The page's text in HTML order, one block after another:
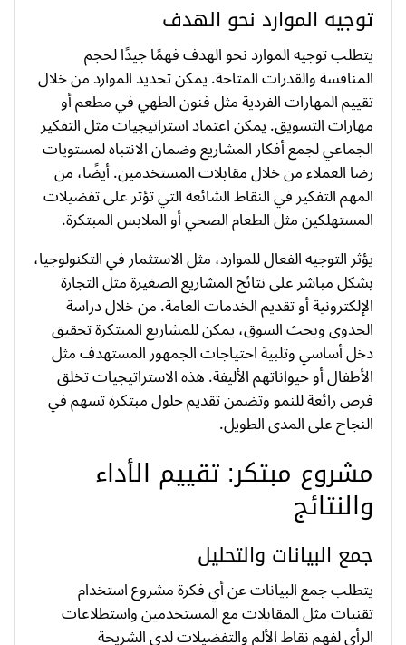
توجيه الموارد نحو الهدف
يتطلب توجيه الموارد نحو الهدف فهمًا جيدًا لحجم
المنافسة والقدرات المتاحة. يمكن تحديد الموارد من خلال
تقييم المهارات الفردية مثل فنون الطهي في مطعم أو
مهارات التسويق. يمكن اعتماد استراتيجيات مثل التفكير
الجماعي لجمع أفكار المشاريع وضمان الانتباه لمستويات
رضا العملاء من خلال مقابلات المستخدمين. أيضًا، من
المهم التفكير في النقاط الشائعة التي تؤثر على تفضيلات
المستهلكين مثل الطعام الصحي أو الملابس المبتكرة.
يؤثر التوجيه الفعال للموارد، مثل الاستثمار في التكنولوجيا،
بشكل مباشر على نتائج المشاريع الصغيرة مثل التجارة
الإلكترونية أو تقديم الخدمات العامة. من خلال دراسة
الجدوى وبحث السوق، يمكن للمشاريع المبتكرة تحقيق
دخل أساسي وتلبية احتياجات الجمهور المستهدف مثل
الأطفال أو حيواناتهم الأليفة. هذه الاستراتيجيات تخلق
فرص رائعة للنمو وتضمن تقديم حلول مبتكرة تسهم في
النجاح على المدى الطويل.
مشروع مبتكر: تقييم الأداء
والنتائج
جمع البيانات والتحليل
يتطلب جمع البيانات عن أي فكرة مشروع استخدام
تقنيات مثل المقابلات مع المستخدمين واستطلاعات
الرأي لفهم نقاط الألم والتفضيلات لدى الشريحة